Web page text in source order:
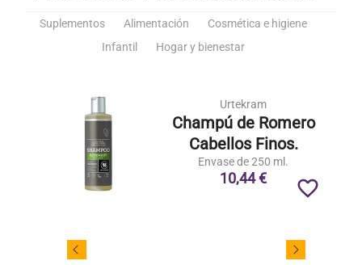
Suplementos Alimentación
Cosmética e higiene
Infantil
Hogar y bienestar
Urtekram
Champú de Romero
Cabellos Finos.
Envase de 250 ml.
10,44 € favorite_border